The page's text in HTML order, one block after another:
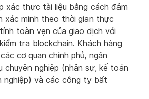
xác thực tài liệu bằng cách đảm
xác minh theo thời gian thực
toàn vẹn của giao dịch với
tra blockchain. Khách hàng
cơ quan chính phủ, ngân
chuyên nghiệp (nhân sự, kế toán
nghiệp) và các công ty bất